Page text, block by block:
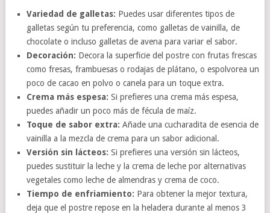
Variedad de galletas: Puedes usar diferentes tipos de
galletas según tu preferencia, como galletas de vainilla, de
chocolate o incluso galletas de avena para variar el sabor.
Decoración: Decora la superficie del postre con frutas frescas
como fresas, frambuesas o rodajas de plátano, o espolvorea un
poco de cacao en polvo o canela para un toque extra.
Crema más espesa: Si prefieres una crema más espesa,
puedes añadir un poco más de fécula de maíz.
Toque de sabor extra: Añade una cucharadita de esencia de
vainilla a la mezcla de crema para un sabor adicional.
Versión sin lácteos: Si prefieres una versión sin lácteos,
puedes sustituir la leche y la crema de leche por alternativas
vegetales como leche de almendras y crema de coco.
Tiempo de enfriamiento: Para obtener la mejor textura,
deja que el postre repose en la heladera durante al menos 3